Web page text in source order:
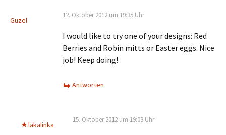
Guzel
12. Oktober 2012 um 19:35 Uhr
I would like to try one of your designs: Red
Berries and Robin mitts or Easter eggs. Nice
job! Keep doing!
Antworten
lakalinka
15. Oktober 2012 um 19:03 Uhr